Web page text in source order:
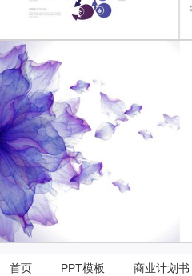
首页 PPT模板 商业计划书